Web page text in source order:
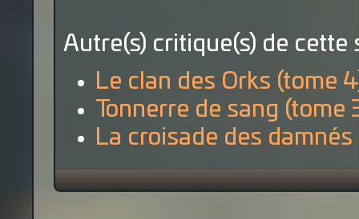
Autre(s) critique(s) de cette
Le clan des Orks (tome
Tonnerre de sang (tome
La croisade des damnés